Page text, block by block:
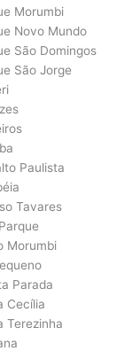
Morumbi
Novo Mundo
São Domingos
São Jorge
Paulista
Tavares
Morumbi
Parada
Cecília
Terezinha